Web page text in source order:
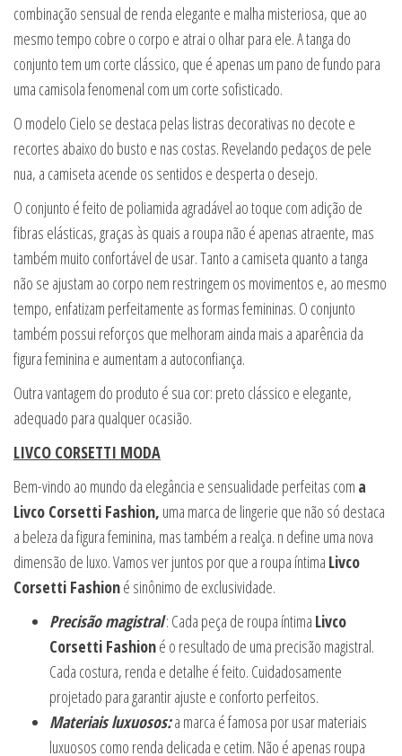
combinação sensual de renda elegante e malha misteriosa, que ao
mesmo tempo cobre o corpo e atrai o olhar para ele. A tanga do
conjunto tem um corte clássico, que é apenas um pano de fundo para
uma camisola fenomenal com um corte sofisticado.
O modelo Cielo se destaca pelas listras decorativas no decote e
recortes abaixo do busto e nas costas. Revelando pedaços de pele
nua, a camiseta acende os sentidos e desperta o desejo.
O conjunto é feito de poliamida agradável ao toque com adição de
fibras elásticas, graças às quais a roupa não é apenas atraente, mas
também muito confortável de usar. Tanto a camiseta quanto a tanga
não se ajustam ao corpo nem restringem os movimentos e, ao mesmo
tempo, enfatizam perfeitamente as formas femininas. O conjunto
também possui reforços que melhoram ainda mais a aparência da
figura feminina e aumentam a autoconfiança.
Outra vantagem do produto é sua cor: preto clássico e elegante,
adequado para qualquer ocasião.
LIVCO CORSETTI MODA
Bem-vindo ao mundo da elegância e sensualidade perfeitas com a
Livco Corsetti Fashion, uma marca de lingerie que não só destaca
a beleza da figura feminina, mas também a realça. n define uma nova
dimensão de luxo. Vamos ver juntos por que a roupa íntima Livco
Corsetti Fashioné sinônimo de exclusividade.
Precisão magistral: Cada peça de roupa íntima Livco
Corsetti Fashioné o resultado de uma precisão magistral.
Cada costura, renda e detalhe é feito. Cuidadosamente
projetado para garantir ajuste e conforto perfeitos.
Materiais luxuosos:a marca é famosa por usar materiais
luxuosos como renda delicada e cetim. Não é apenas roupa